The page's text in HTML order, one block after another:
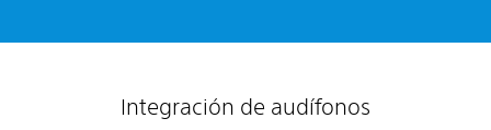
Integración de audífonos